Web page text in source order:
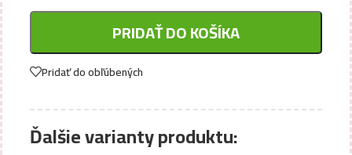
PRIDAŤ DO KOŠÍKA
Pridať do obľúbených
Ďalšie varianty produktu: